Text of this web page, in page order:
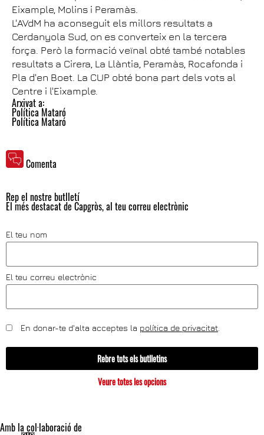
Eixample, Molins i Peramàs.
L'AVdM ha aconseguit els millors resultats a
Cerdanyola Sud, on es converteix en la tercera
força. Però la formació veïnal obté també notables
resultats a Cirera, La Llàntia, Peramàs, Rocafonda i
Pla d'en Boet. La CUP obté bona part dels vots al
Centre i l'Eixample.
Arxivat a:
Política Mataró
Política Mataró
Comenta
Rep el nostre butlletí
El més destacat de Capgròs, al teu correu electrònic
El teu nom
El teu correu electrònic
En donar-te d'alta acceptes la política de privacitat
Rebre tots els butlletins
Veure totes les opcions
Amb la col·laboració de